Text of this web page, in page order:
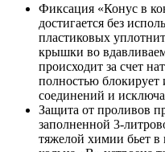
Фиксация «Конус в
достигается без
пластиковых
крышки во
происходит за счет
полностью блокирует
соединений и
Защита от проливов
заполненной 3-
тяжелой химии бьет